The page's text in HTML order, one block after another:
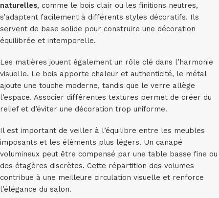
naturelles, comme le bois clair ou les finitions neutres,
s’adaptent facilement à différents styles décoratifs. Ils
servent de base solide pour construire une décoration
équilibrée et intemporelle.
Les matières jouent également un rôle clé dans l’harmonie
visuelle. Le bois apporte chaleur et authenticité, le métal
ajoute une touche moderne, tandis que le verre allège
l’espace. Associer différentes textures permet de créer du
relief et d’éviter une décoration trop uniforme.
Il est important de veiller à l’équilibre entre les meubles
imposants et les éléments plus légers. Un canapé
volumineux peut être compensé par une table basse fine ou
des étagères discrètes. Cette répartition des volumes
contribue à une meilleure circulation visuelle et renforce
l’élégance du salon.